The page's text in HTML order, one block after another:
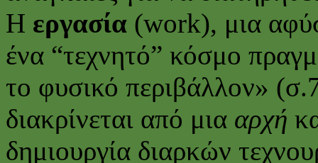
Η εργασία (work), μια
ένα “τεχνητό” κόσμο
το φυσικό περιβάλλον»
διακρίνεται από μια αρχή
δημιουργία διαρκών